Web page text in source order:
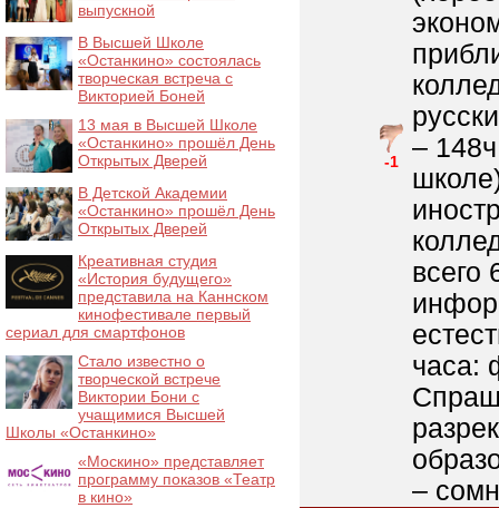
-1
–
всего
часа:
–
выпускной
В Высшей Школе
«Останкино» состоялась
творческая встреча с
Викторией Боней
13 мая в Высшей Школе
«Останкино» прошёл День
Открытых Дверей
В Детской Академии
«Останкино» прошёл День
Открытых Дверей
Креативная студия
«История будущего»
представила на Каннском
кинофестивале первый
сериал для смартфонов
Стало известно о
творческой встрече
Виктории Бони с
учащимися Высшей
Школы «Останкино»
«Москино» представляет
программу показов «Театр
в кино»